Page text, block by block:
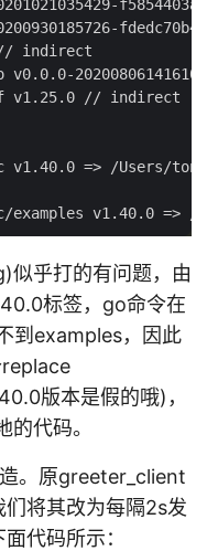
乎打的有问题，由
标签，go命令在
到examples，因此
replace
版本是假的哦)，
代码。
。原greeter_client
将其改为每隔2s发
代码所示：